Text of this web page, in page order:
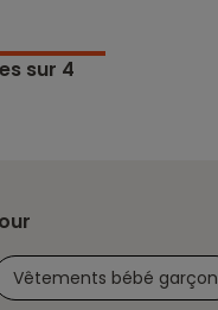
sur 4
Vêtements bébé garçon